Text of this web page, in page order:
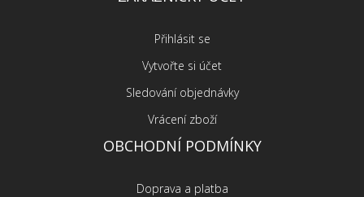
Přihlásit se
Vytvořte si účet
Sledování objednávky
Vrácení zboží
OBCHODNÍ PODMÍNKY
Doprava a platba